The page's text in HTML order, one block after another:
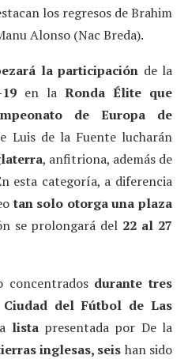
los regresos de Brahim
Alonso (Nac Breda).
la participación de la
en la Ronda Élite que
de Europa de
Luis de la Fuente lucharán
, anfitriona, además de
esta categoría, a diferencia
tan solo otorga una plaza
se prolongará del 22 al 27
concentrados durante tres
Ciudad del Fútbol de Las
listapresentada por De la
inglesas, seis han sido